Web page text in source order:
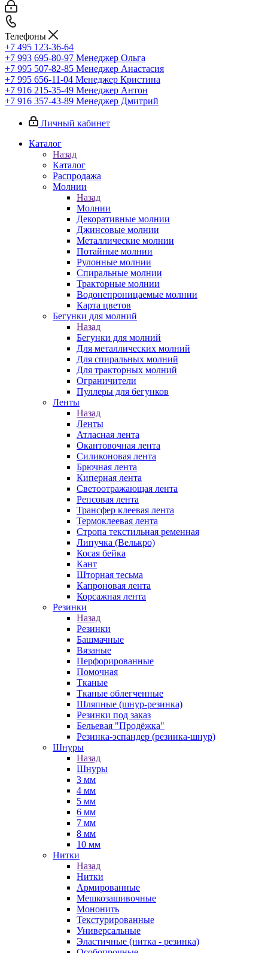
Телефоны
+7 495 123-36-64
+7 993 695-80-97 Менеджер Ольга
+7 995 507-82-85 Менеджер Анастасия
+7 995 656-11-04 Менеджер Кристина
+7 916 215-35-49 Менеджер Антон
+7 916 357-43-89 Менеджер Дмитрий
Личный кабинет
Каталог
Назад
Каталог
Распродажа
Молнии
Назад
Молнии
Декоративные молнии
Джинсовые молнии
Металлические молнии
Потайные молнии
Рулонные молнии
Спиральные молнии
Тракторные молнии
Водонепроницаемые молнии
Карта цветов
Бегунки для молний
Назад
Бегунки для молний
Для металлических молний
Для спиральных молний
Для тракторных молний
Ограничители
Пуллеры для бегунков
Ленты
Назад
Ленты
Атласная лента
Окантовочная лента
Силиконовая лента
Брючная лента
Киперная лента
Светоотражающая лента
Репсовая лента
Трансфер клеевая лента
Термоклеевая лента
Стропа текстильная ременная
Липучка (Велькро)
Косая бейка
Кант
Шторная тесьма
Капроновая лента
Корсажная лента
Резинки
Назад
Резинки
Башмачные
Вязаные
Перфорированные
Помочная
Тканые
Тканые облегченные
Шляпные (шнур-резинка)
Резинки под заказ
Бельевая "Продёжка"
Резинка-эспандер (резинка-шнур)
Шнуры
Назад
Шнуры
3 мм
4 мм
5 мм
6 мм
7 мм
8 мм
10 мм
Нитки
Назад
Нитки
Армированные
Мешкозашивочные
Мононить
Текстурированные
Универсальные
Эластичные (нитка - резинка)